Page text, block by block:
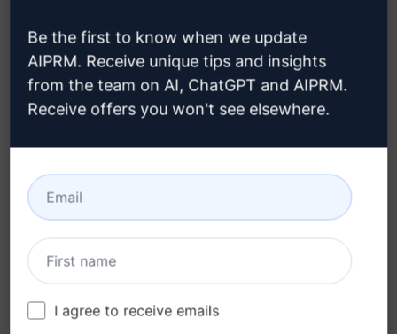
을 더 선호하시나요?
가장 효과적인 네트워킹 전략은 무엇이라고 생각하
시나요?
근로시간 유연성이 여러분에게 중요한가요? (유연
한 출근 시간, 장시간 휴가 등)
인터뷰 시 여러분을 더 많이 흥미진진하게 하는 것
은 무엇인가요? (도전적인 질문, 사례 연구 등)
요? (스스로 학습, 그룹 학습, 온라인 강의 등)
요? (소셜 미디어, 이메일, 광고 등)
Be the first to know when we update
AIPRM. Receive unique tips and insights
from the team on AI, ChatGPT and AIPRM.
Receive offers you won't see elsewhere.
I agree to receive emails